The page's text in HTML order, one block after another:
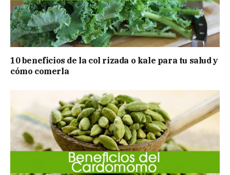
10 beneficios de la col rizada o kale para tu salud y
cómo comerla